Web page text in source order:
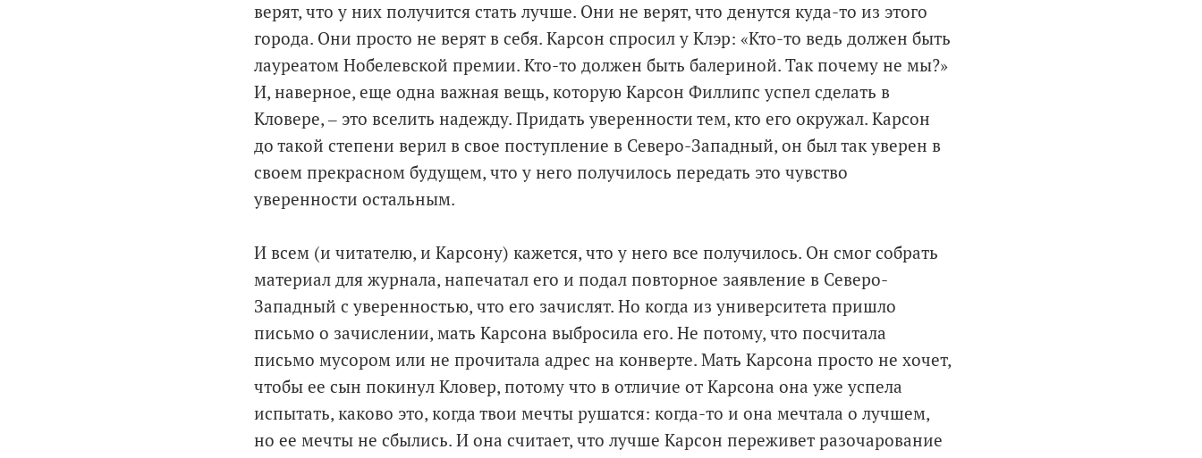
верят, что у них получится стать лучше. Они не верят, что денутся куда-то из этого
города. Они просто не верят в себя. Карсон спросил у Клэр: «Кто-то ведь должен быть
лауреатом Нобелевской премии. Кто-то должен быть балериной. Так почему не мы?»
И, наверное, еще одна важная вещь, которую Карсон Филлипс успел сделать в
Кловере, ‒ это вселить надежду. Придать уверенности тем, кто его окружал. Карсон
до такой степени верил в свое поступление в Северо-Западный, он был так уверен в
своем прекрасном будущем, что у него получилось передать это чувство
уверенности остальным.
И всем (и читателю, и Карсону) кажется, что у него все получилось. Он смог собрать
материал для журнала, напечатал его и подал повторное заявление в Северо-
Западный с уверенностью, что его зачислят. Но когда из университета пришло
письмо о зачислении, мать Карсона выбросила его. Не потому, что посчитала
письмо мусором или не прочитала адрес на конверте. Мать Карсона просто не хочет,
чтобы ее сын покинул Кловер, потому что в отличие от Карсона она уже успела
испытать, каково это, когда твои мечты рушатся: когда-то и она мечтала о лучшем,
но ее мечты не сбылись. И она считает, что лучше Карсон переживет разочарование